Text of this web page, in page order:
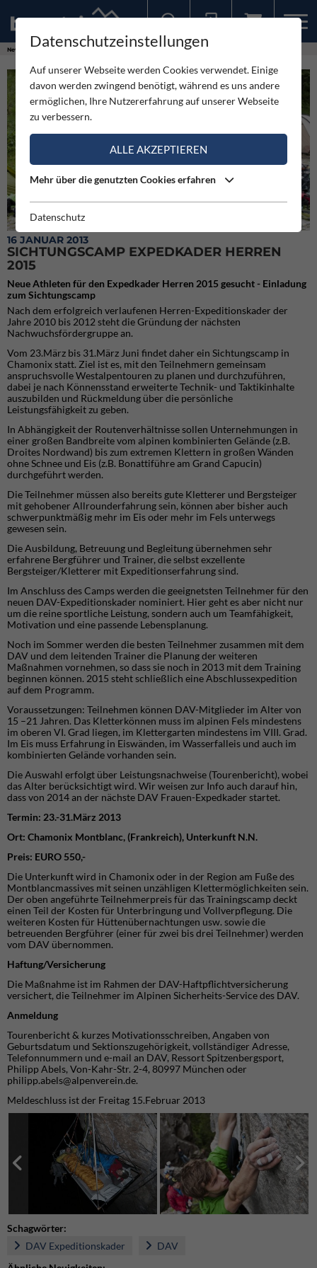
News Sichtungscamp Expedkader Herren 2015
16 JANUAR 2013
SICHTUNGSCAMP EXPEDKADER HERREN
2015
Neue Athleten für den Expedkader Herren 2015 gesucht - Einladung
zum Sichtungscamp
Nach dem erfolgreich verlaufenen Herren-Expeditionskader der
Jahre 2010 bis 2012 steht die Gründung der nächsten
Nachwuchsfördergruppe an.
Vom 23.März bis 31.März Juni findet daher ein Sichtungscamp in
Chamonix statt. Ziel ist es, mit den Teilnehmern gemeinsam
anspruchsvolle Westalpentouren zu planen und durchzuführen,
dabei je nach Könnensstand erweiterte Technik- und Taktikinhalte
auszubilden und Rückmeldung über die persönliche
Leistungsfähigkeit zu geben.
In Abhängigkeit der Routenverhältnisse sollen Unternehmungen in
einer großen Bandbreite vom alpinen kombinierten Gelände (z.B.
Droites Nordwand) bis zum extremen Klettern in großen Wänden
ohne Schnee und Eis (z.B. Bonattiführe am Grand Capucin)
durchgeführt werden.
Die Teilnehmer müssen also bereits gute Kletterer und Bergsteiger
mit gehobener Allrounderfahrung sein, können aber bisher auch
schwerpunktmäßig mehr im Eis oder mehr im Fels unterwegs
gewesen sein.
Die Ausbildung, Betreuung und Begleitung übernehmen sehr
erfahrene Bergführer und Trainer, die selbst exzellente
Bergsteiger/Kletterer mit Expeditionserfahrung sind.
Im Anschluss des Camps werden die geeignetsten Teilnehmer für den
neuen DAV-Expeditionskader nominiert. Hier geht es aber nicht nur
um die reine sportliche Leistung, sondern auch um Teamfähigkeit,
Motivation und eine passende Lebensplanung.
Noch im Sommer werden die besten Teilnehmer zusammen mit dem
DAV und dem leitenden Trainer die Planung der weiteren
Maßnahmen vornehmen, so dass sie noch in 2013 mit dem Training
beginnen können. 2015 steht schließlich eine Abschlussexpedition
auf dem Programm.
Voraussetzungen: Teilnehmen können DAV-Mitglieder im Alter von
15 –21 Jahren. Das Kletterkönnen muss im alpinen Fels mindestens
im oberen VI. Grad liegen, im Klettergarten mindestens im VIII. Grad.
Im Eis muss Erfahrung in Eiswänden, im Wasserfalleis und auch im
kombinierten Gelände vorhanden sein.
Die Auswahl erfolgt über Leistungsnachweise (Tourenbericht), wobei
das Alter berücksichtigt wird. Wir weisen zur Info auch darauf hin,
dass von 2014 an der nächste DAV Frauen-Expedkader startet.
Termin: 23.-31.März 2013
Ort: Chamonix Montblanc, (Frankreich), Unterkunft N.N.
Preis: EURO 550,-
Die Unterkunft wird in Chamonix oder in der Region am Fuße des
Montblancmassives mit seinen unzähligen Klettermöglichkeiten sein.
Der oben angeführte Teilnehmerpreis für das Trainingscamp deckt
einen Teil der Kosten für Unterbringung und Vollverpflegung. Die
weiteren Kosten für Hüttenübernachtungen usw. sowie die
betreuenden Bergführer (einer für zwei bis drei Teilnehmer) werden
vom DAV übernommen.
Haftung/Versicherung
Die Maßnahme ist im Rahmen der DAV-Haftpflichtversicherung
versichert, die Teilnehmer im Alpinen Sicherheits-Service des DAV.
Anmeldung
Tourenbericht & kurzes Motivationsschreiben, Angaben von
Geburtsdatum und Sektionszugehörigkeit, vollständiger Adresse,
Telefonnummern und e-mail an DAV, Ressort Spitzenbergsport,
Philipp Abels, Von-Kahr-Str. 2-4, 80997 München oder
philipp.abels@alpenverein.de.
Meldeschluss ist der Freitag 15.Februar 2013
Schagwörter:
DAV Expeditionskader
DAV
Datenschutzeinstellungen
Auf unserer Webseite werden Cookies verwendet. Einige
davon werden zwingend benötigt, während es uns andere
ermöglichen, Ihre Nutzererfahrung auf unserer Webseite
zu verbessern.
ALLE AKZEPTIEREN
Mehr über die genutzten Cookies erfahren
Datenschutz